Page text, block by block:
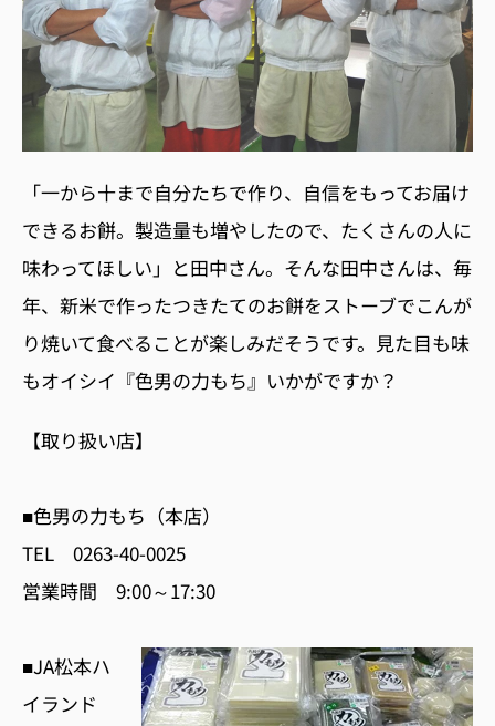
「一から十まで自分たちで作り、自信をもってお届け
できるお餅。製造量も増やしたので、たくさんの人に
味わってほしい」と田中さん。そんな田中さんは、毎
年、新米で作ったつきたてのお餅をストーブでこんが
り焼いて食べることが楽しみだそうです。見た目も味
もオイシイ『色男の力もち』いかがですか？
【取り扱い店】
■色男の力もち（本店）
TEL 0263-40-0025
営業時間 9:00～17:30
■JA松本ハ
イランド